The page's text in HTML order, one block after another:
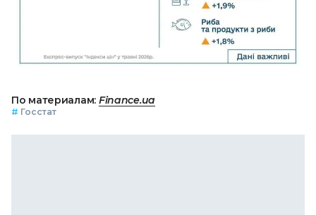
По материалам: Finance.ua
# Госстат